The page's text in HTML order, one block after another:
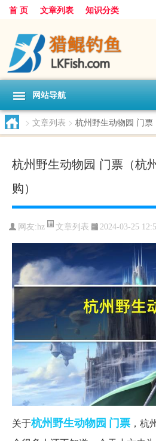
首 页 文章列表 知识分类
网站导航
> 文章列表 > 杭州野生动物园 门票
杭州野生动物园 门票（杭
购）
网友:hz 文章列表 2024-03-25
关于杭州野生动物园 门票 ，杭